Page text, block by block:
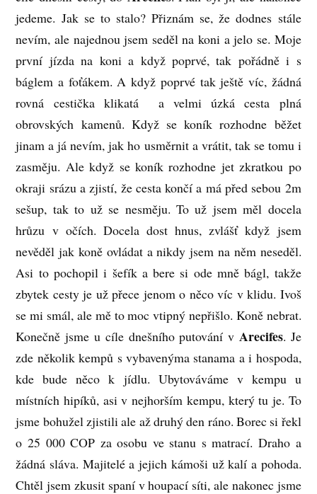
jedeme. Jak se to stalo? Přiznám se, že dodnes stále
nevím, ale najednou jsem seděl na koni a jelo se. Moje
první jízda na koni a když poprvé, tak pořádně i s
báglem a foťákem. A když poprvé tak ještě víc, žádná
rovná cestička klikatá a velmi úzká cesta plná
obrovských kamenů. Když se koník rozhodne běžet
jinam a já nevím, jak ho usměrnit a vrátit, tak se tomu i
zasměju. Ale když se koník rozhodne jet zkratkou po
okraji srázu a zjistí, že cesta končí a má před sebou 2m
sešup, tak to už se nesměju. To už jsem měl docela
hrůzu v očích. Docela dost hnus, zvlášť když jsem
nevěděl jak koně ovládat a nikdy jsem na něm neseděl.
Asi to pochopil i šefík a bere si ode mně bágl, takže
zbytek cesty je už přece jenom o něco víc v klidu. Ivoš
se mi smál, ale mě to moc vtipný nepřišlo. Koně nebrat.
Konečně jsme u cíle dnešního putování v Arecifes. Je
zde několik kempů s vybavenýma stanama a i hospoda,
kde bude něco k jídlu. Ubytováváme v kempu u
místních hipíků, asi v nejhorším kempu, který tu je. To
jsme bohužel zjistili ale až druhý den ráno. Borec si řekl
o 25 000 COP za osobu ve stanu s matrací. Draho a
žádná sláva. Majitelé a jejich kámoši už kalí a pohoda.
Chtěl jsem zkusit spaní v houpací síti, ale nakonec jsme